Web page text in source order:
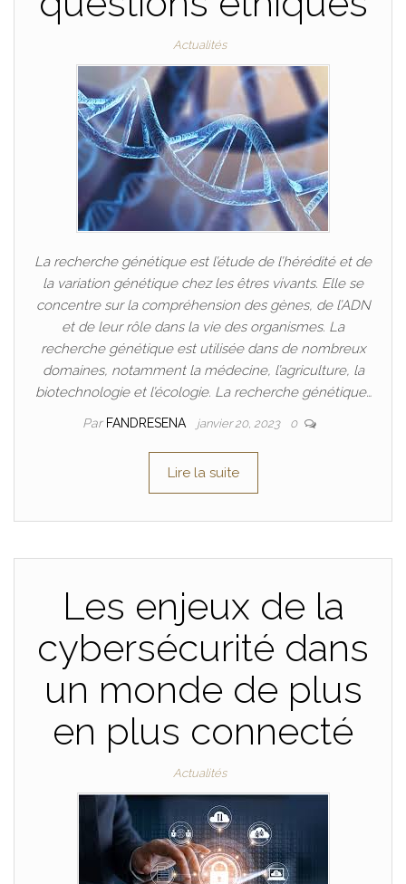
Actualités
La recherche génétique est l’étude de l’hérédité et de
la variation génétique chez les êtres vivants. Elle se
concentre sur la compréhension des gènes, de l’ADN
et de leur rôle dans la vie des organismes. La
recherche génétique est utilisée dans de nombreux
domaines, notamment la médecine, l’agriculture, la
biotechnologie et l’écologie. La recherche génétique…
Par FANDRESENA janvier 20, 2023 0
Lire la suite
Les enjeux de la
cybersécurité dans
un monde de plus
en plus connecté
Actualités